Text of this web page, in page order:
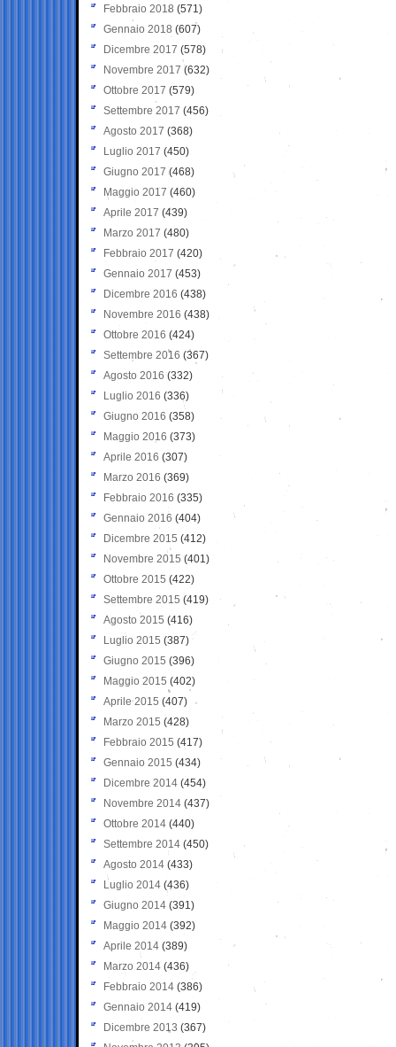
Febbraio 2018 (571)
Gennaio 2018 (607)
Dicembre 2017 (578)
Novembre 2017 (632)
Ottobre 2017 (579)
Settembre 2017 (456)
Agosto 2017 (368)
Luglio 2017 (450)
Giugno 2017 (468)
Maggio 2017 (460)
Aprile 2017 (439)
Marzo 2017 (480)
Febbraio 2017 (420)
Gennaio 2017 (453)
Dicembre 2016 (438)
Novembre 2016 (438)
Ottobre 2016 (424)
Settembre 2016 (367)
Agosto 2016 (332)
Luglio 2016 (336)
Giugno 2016 (358)
Maggio 2016 (373)
Aprile 2016 (307)
Marzo 2016 (369)
Febbraio 2016 (335)
Gennaio 2016 (404)
Dicembre 2015 (412)
Novembre 2015 (401)
Ottobre 2015 (422)
Settembre 2015 (419)
Agosto 2015 (416)
Luglio 2015 (387)
Giugno 2015 (396)
Maggio 2015 (402)
Aprile 2015 (407)
Marzo 2015 (428)
Febbraio 2015 (417)
Gennaio 2015 (434)
Dicembre 2014 (454)
Novembre 2014 (437)
Ottobre 2014 (440)
Settembre 2014 (450)
Agosto 2014 (433)
Luglio 2014 (436)
Giugno 2014 (391)
Maggio 2014 (392)
Aprile 2014 (389)
Marzo 2014 (436)
Febbraio 2014 (386)
Gennaio 2014 (419)
Dicembre 2013 (367)